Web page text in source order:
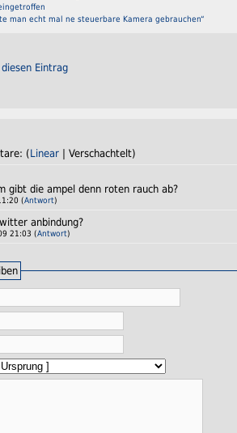
man echt mal ne steuerbare Kamera gebrauchen“
Eintrag
(Linear | Verschachtelt)
gibt die ampel denn roten rauch ab?
(Antwort)
anbindung?
21:03 (Antwort)